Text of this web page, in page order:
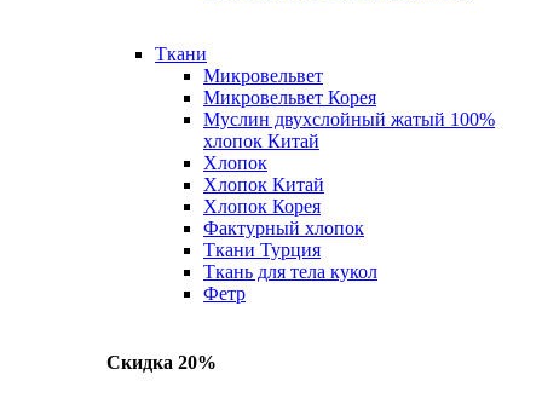
Ткани
Микровельвет
Микровельвет Корея
Муслин двухслойный жатый 100%
хлопок Китай
Хлопок
Хлопок Китай
Хлопок Корея
Фактурный хлопок
Ткани Турция
Ткань для тела кукол
Фетр
Скидка 20%